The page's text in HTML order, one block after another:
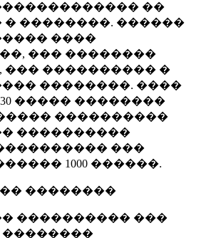
��
� ��������. ������
����
��� ��������
��� ���������� �
��������. ����
30 ����� ��������
����������
����������
���
1000 ������.
��������
���������� ���